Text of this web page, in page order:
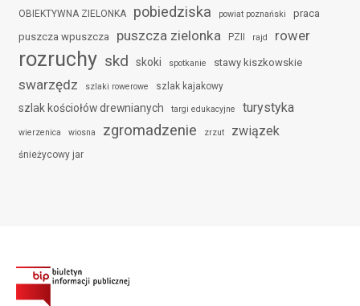
OBIEKTYWNA ZIELONKA pobiedziska powiat poznański
praca
puszcza wpuszcza
puszcza zielonka PZII rajd rower
rozruchy skd skoki spotkanie stawy kiszkowskie
swarzędz szlaki rowerowe szlak kajakowy
szlak kościołów drewnianych targi edukacyjne turystyka
wierzenica wiosna zgromadzenie zrzut związek
śnieżycowy jar